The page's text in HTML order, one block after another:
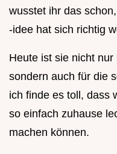
wusstet ihr das
-idee hat sich richtig
Heute ist sie nicht
sondern auch für die
ich finde es toll, dass
so einfach zuhause
machen können.